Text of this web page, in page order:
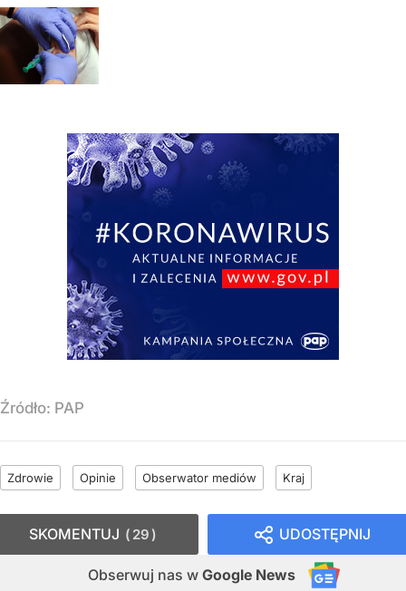
Źródło: PAP
Zdrowie Opinie Obserwator mediów Kraj
UDOSTĘPNIJ
Obserwuj nas w Google News
SKOMENTUJ 29